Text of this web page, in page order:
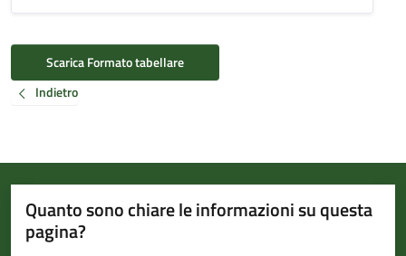
Scarica Formato tabellare
Indietro
Quanto sono chiare le informazioni su questa
pagina?